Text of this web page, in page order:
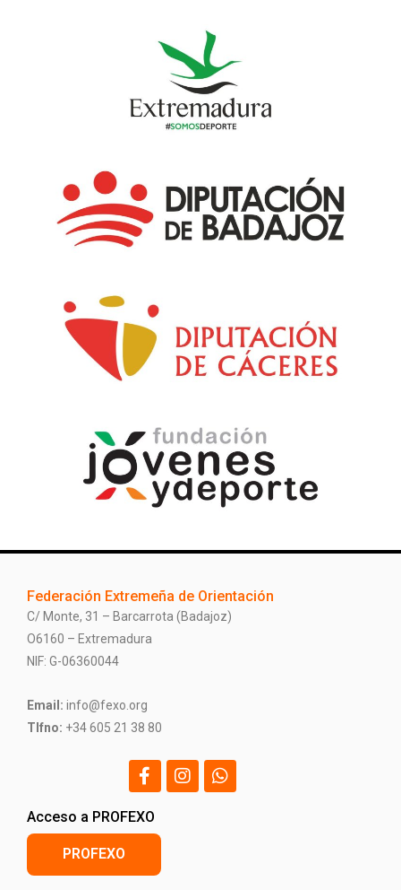
Federación Extremeña de Orientación
C/ Monte, 31 – Barcarrota (Badajoz)
O6160 – Extremadura
NIF: G-06360044
Email: info@fexo.org
Tlfno: +34 605 21 38 80
Acceso a PROFEXO
PROFEXO